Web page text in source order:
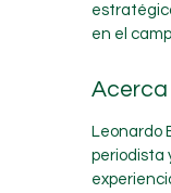
en el
Acerca
Leonardo
periodista